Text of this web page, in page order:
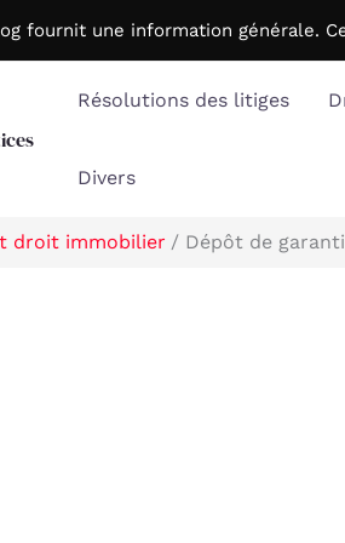
fournit une information générale. C
Résolutions des litiges
Divers
droit immobilier Dépôt de